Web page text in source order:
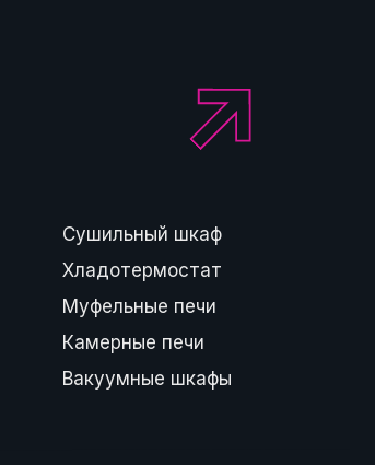
Вакуумные шкафы
Сушильный шкаф
Камерные печи
Муфельные печи
Хладотермостат